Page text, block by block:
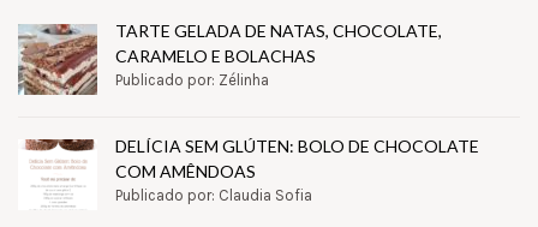
TARTE GELADA DE NATAS, CHOCOLATE,
CARAMELO E BOLACHAS
Publicado por: Zélinha
DELÍCIA SEM GLÚTEN: BOLO DE CHOCOLATE
COM AMÊNDOAS
Publicado por: Claudia Sofia